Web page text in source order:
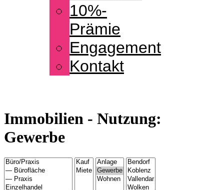
10%-
Prämie
Engagement
Kontakt
Immobilien - Nutzung:
Gewerbe